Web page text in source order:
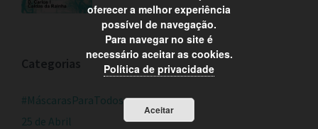
Categorias
#MáscarasParaTodos
25 de Abril
oferecer a melhor experiência
possível de navegação.
Para navegar no site é
necessário aceitar as cookies.
Política de privacidade
Aceitar